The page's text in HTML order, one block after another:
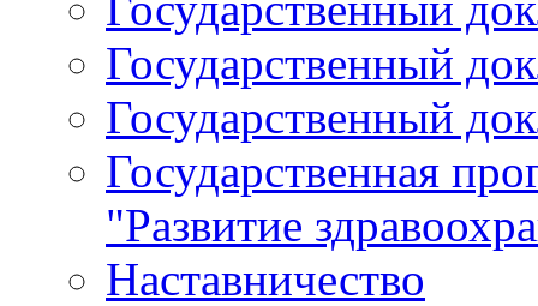
Государственный
Государственный
Государственная
"Развитие
Наставничество